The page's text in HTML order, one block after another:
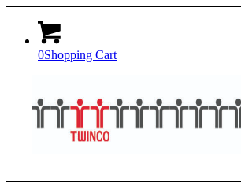
0Shopping Cart